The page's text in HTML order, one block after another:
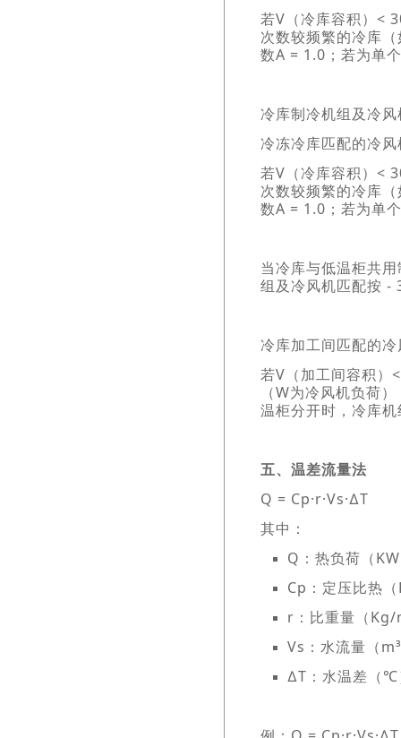
若V（冷库容积）<
次数较频繁的冷库
数A = 1.0；若为单
冷库制冷机组及冷
冷冻冷库匹配的冷
若V（冷库容积）<
次数较频繁的冷库
数A = 1.0；若为单
当冷库与低温柜共
组及冷风机匹配按 -
冷库加工间匹配的
若V（加工间容积）
（W为冷风机负荷
温柜分开时， 冷库机
五、温差流量法
Q = Cp·r·Vs·∆T
其中：
Q：热负荷（
Cp：定压比热
r：比重量（
Vs：水流量（
∆T：水温差（℃